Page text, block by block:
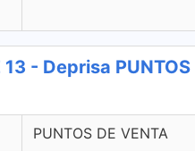
13 - Deprisa PUNTOS
PUNTOS DE VENTA